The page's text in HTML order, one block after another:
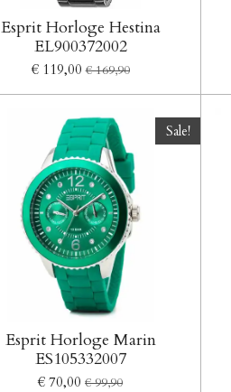
Esprit Horloge Hestina
EL900372002
€ 119,00 € 169,90
Sale!
Esprit Horloge Marin
ES105332007
€ 70,00 € 99,90